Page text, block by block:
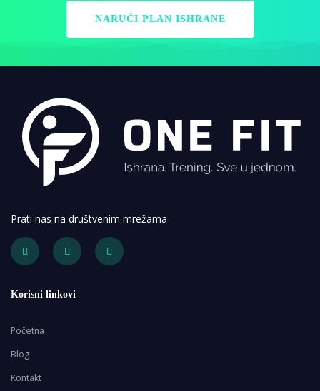
NARUČI PLAN ISHRANE
Prati nas na društvenim mrežama
Korisni linkovi
Početna
Blog
Kontakt